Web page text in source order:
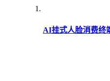
AI挂式人脸消费终